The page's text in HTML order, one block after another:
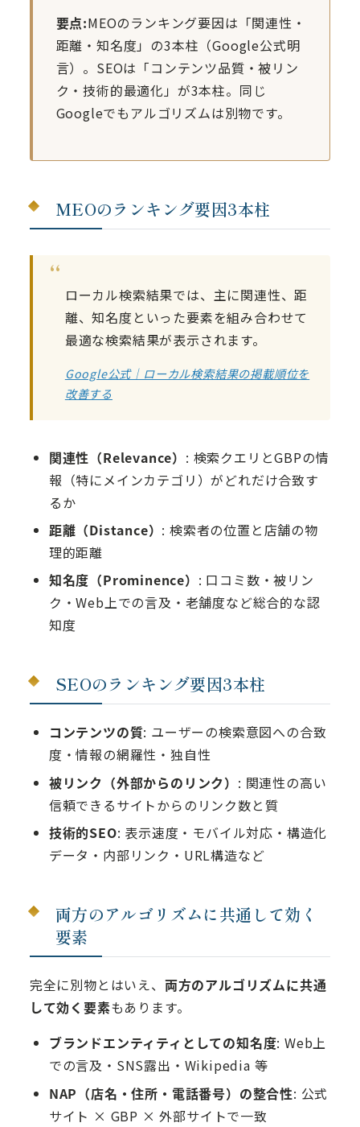
要点:MEOのランキング要因は「関連性・
距離・知名度」の3本柱（Google公式明
言）。SEOは「コンテンツ品質・被リン
ク・技術的最適化」が3本柱。同じ
Googleでもアルゴリズムは別物です。
MEOのランキング要因3本柱
ローカル検索結果では、主に関連性、距
離、知名度といった要素を組み合わせて
最適な検索結果が表示されます。
Google公式｜ローカル検索結果の掲載順位を
改善する
関連性（Relevance） : 検索クエリとGBPの情
報（特にメインカテゴリ）がどれだけ合致す
るか
距離（Distance） : 検索者の位置と店舗の物
理的距離
知名度（Prominence） : 口コミ数・被リン
ク・Web上での言及・老舗度など総合的な認
知度
SEOのランキング要因3本柱
コンテンツの質: ユーザーの検索意図への合致
度・情報の網羅性・独自性
被リンク（外部からのリンク） : 関連性の高い
信頼できるサイトからのリンク数と質
技術的SEO: 表示速度・モバイル対応・構造化
データ・内部リンク・URL構造など
両方のアルゴリズムに共通して効く
要素
完全に別物とはいえ、 両方のアルゴリズムに共通
して効く要素もあります。
ブランドエンティティとしての知名度: Web上
での言及・SNS露出・Wikipedia 等
NAP（店名・住所・電話番号）の整合性: 公式
サイト × GBP × 外部サイトで一致